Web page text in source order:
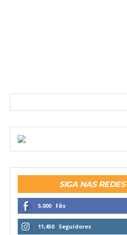
SIGA NAS
5,000 Fãs
11,450 Seguidores